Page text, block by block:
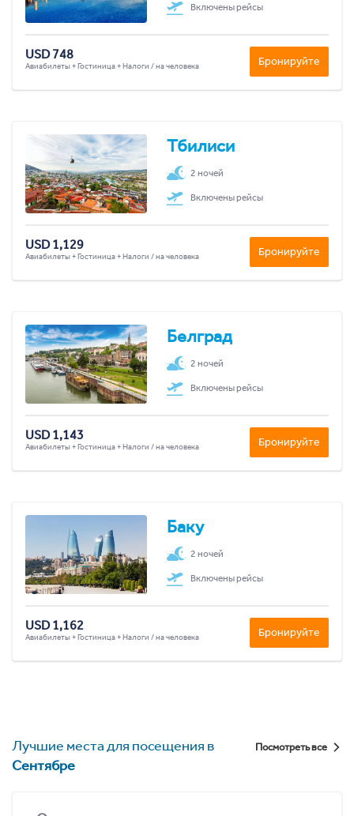
Включены рейсы
USD 748
Авиабилеты + Гостиница + Налоги / на человека Бронируйте
Тбилиси
2 ночей
Включены рейсы
USD 1,129
Авиабилеты + Гостиница + Налоги / на человека Бронируйте
Белград
2 ночей
Включены рейсы
USD 1,143
Авиабилеты + Гостиница + Налоги / на человека Бронируйте
Баку
2 ночей
Включены рейсы
USD 1,162
Авиабилеты + Гостиница + Налоги / на человека Бронируйте
Лучшие места для посещения в
Сентябре
Посмотреть все